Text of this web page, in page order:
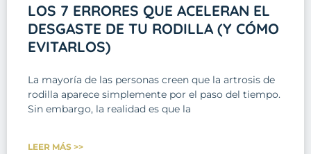
LOS 7 ERRORES QUE ACELERAN EL
DESGASTE DE TU RODILLA (Y CÓMO
EVITARLOS)
La mayoría de las personas creen que la artrosis de
rodilla aparece simplemente por el paso del tiempo.
Sin embargo, la realidad es que la
LEER MÁS >>